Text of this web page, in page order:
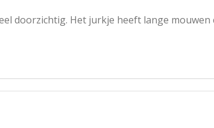
doorzichtig. Het jurkje heeft lange